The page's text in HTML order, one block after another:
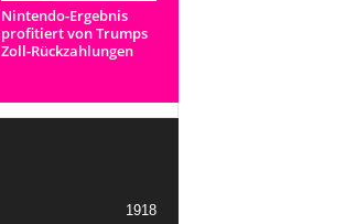
Nintendo-Ergebnis
profitiert von Trumps
Zoll-Rückzahlungen
1918